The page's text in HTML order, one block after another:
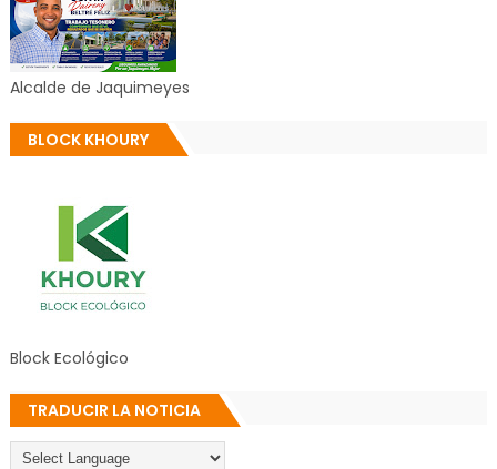
Alcalde de Jaquimeyes
BLOCK KHOURY
Block Ecológico
TRADUCIR LA NOTICIA